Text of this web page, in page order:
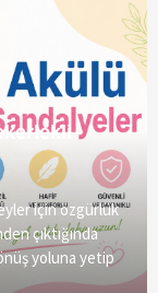
için özgürlük
çıktığında
yoluna yetip